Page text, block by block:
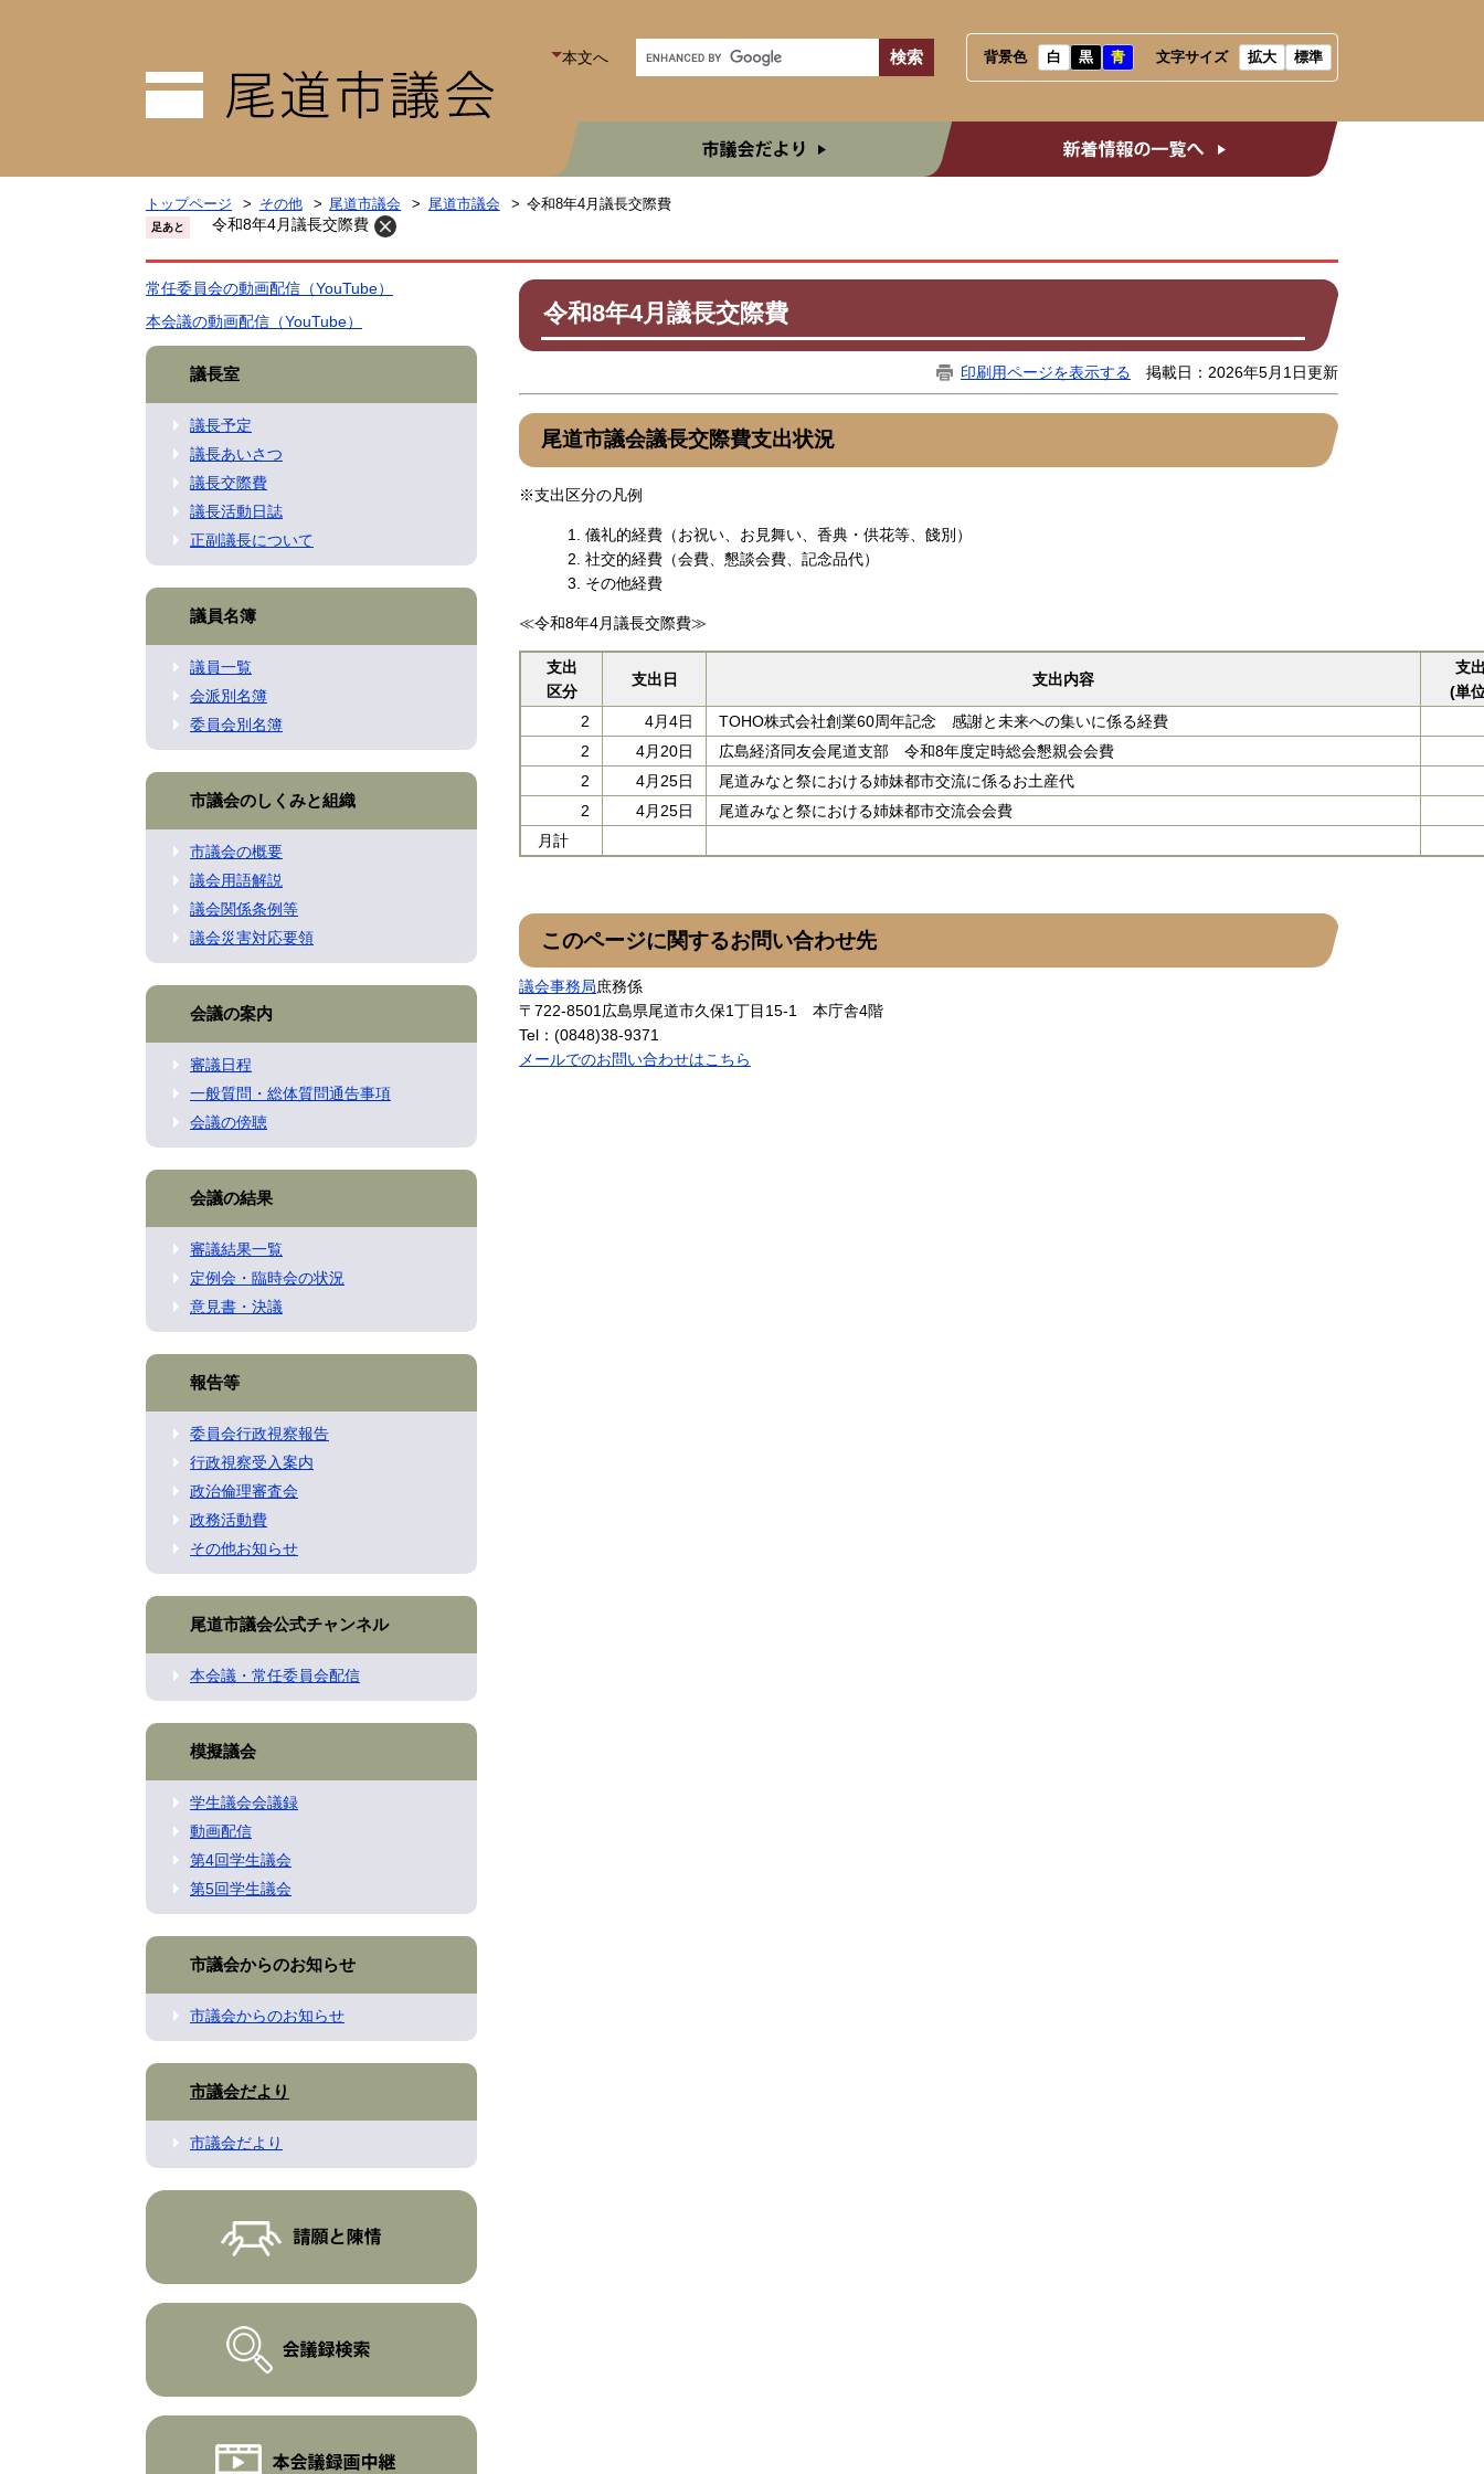
本文へ 背景色 白 黒 青 文字サイズ 拡大 標準
トップページ その他 尾道市議会 尾道市議会 令和8年4月議長交際費
足あと 令和8年4月議長交際費
常任委員会の動画配信（YouTube）
本会議の動画配信（YouTube）
議長室
議長予定
議長あいさつ
議長交際費
議長活動日誌
正副議長について
議員名簿
議員一覧
会派別名簿
委員会別名簿
市議会のしくみと組織
市議会の概要
議会用語解説
議会関係条例等
議会災害対応要領
会議の案内
審議日程
一般質問・総体質問通告事項
会議の傍聴
会議の結果
審議結果一覧
定例会・臨時会の状況
意見書・決議
報告等
委員会行政視察報告
行政視察受入案内
政治倫理審査会
政務活動費
その他お知らせ
尾道市議会公式チャンネル
本会議・常任委員会配信
模擬議会
学生議会会議録
動画配信
第4回学生議会
第5回学生議会
市議会からのお知らせ
市議会からのお知らせ
市議会だより
市議会だより
令和8年4月議長交際費
印刷用ページを表示する 掲載日：2026年5月1日更新
尾道市議会議長交際費支出状況
※支出区分の凡例
儀礼的経費（お祝い、お見舞い、香典・供花等、餞別）
社交的経費（会費、懇談会費、記念品代）
その他経費
≪令和8年4月議長交際費≫
支出
区分
支出日 支出内容
支
(単
2
4月4日
TOHO株式会社創業60周年記念 感謝と未来への集いに係る経費
2
4月20日
広島経済同友会尾道支部 令和8年度定時総会懇親会会費
2
4月25日
尾道みなと祭における姉妹都市交流に係るお土産代
2
4月25日
尾道みなと祭における姉妹都市交流会会費
月計
このページに関するお問い合わせ先
議会事務局庶務係
〒722-8501 広島県尾道市久保1丁目15-1 本庁舎4階
Tel：(0848)38-9371
メールでのお問い合わせはこちら